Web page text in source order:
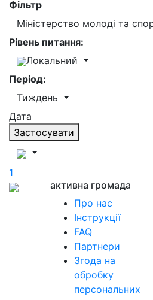
Фільтр
Міністерство молоді та
Рівень питання:
Локальний
Період:
Тиждень
Дата
Застосувати
1
активна громада
Про нас
Інструкції
FAQ
Партнери
Згода на
обробку
персональних